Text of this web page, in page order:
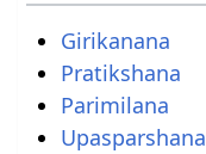
Girikanana
Pratikshana
Parimilana
Upasparshana